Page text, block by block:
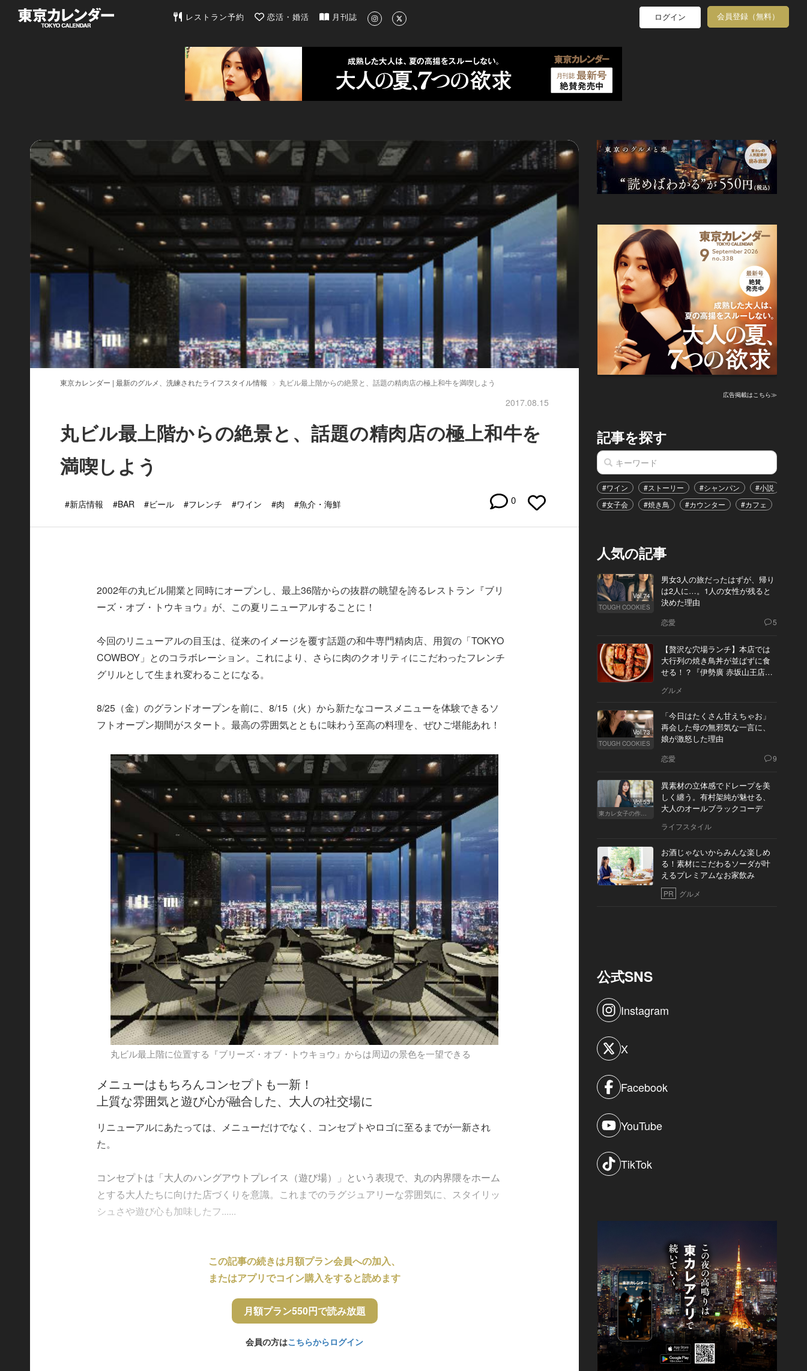
東京カレンダー | 最新のグルメ、洗練されたライフスタイル情報
レストラン予約 恋活・婚活 月刊誌 ログイン 会員登録（無料）
東京カレンダー | 最新のグルメ、洗練されたライフスタイル情報 丸ビル最上階からの絶景と、話題の精肉店の極上和牛を満喫しよう
2017.08.15
丸ビル最上階からの絶景と、話題の精肉店の極上和牛を
満喫しよう
#新店情報 #BAR #ビール #フレンチ #ワイン #肉 #魚介・海鮮 0
2002年の丸ビル開業と同時にオープンし、最上36階からの抜群の眺望を誇るレストラン『ブリ
ーズ・オブ・トウキョウ』が、この夏リニューアルすることに！
今回のリニューアルの目玉は、従来のイメージを覆す話題の和牛専門精肉店、用賀の「TOKYO
COWBOY」とのコラボレーション。これにより、さらに肉のクオリティにこだわったフレンチ
グリルとして生まれ変わることになる。
8/25（金）のグランドオープンを前に、8/15（火）から新たなコースメニューを体験できるソ
フトオープン期間がスタート。最高の雰囲気とともに味わう至高の料理を、ぜひご堪能あれ！
丸ビル最上階に位置する『ブリーズ・オブ・トウキョウ』からは周辺の景色を一望できる
メニューはもちろんコンセプトも一新！
上質な雰囲気と遊び心が融合した、大人の社交場に
リニューアルにあたっては、メニューだけでなく、コンセプトやロゴに至るまでが一新され
た。
コンセプトは「大人のハングアウトプレイス（遊び場）」という表現で、丸の内界隈をホーム
とする大人たちに向けた店づくりを意識。これまでのラグジュアリーな雰囲気に、スタイリッ
シュさや遊び心も加味したフ......
この記事の続きは月額プラン会員への加入、
またはアプリでコイン購入をすると読めます
月額プラン550円で読み放題
会員の方はこちらからログイン
広告掲載はこちら≫
記事を探す
#ワイン #ストーリー #シャンパン #小説
#女子会
#焼き鳥 #カウンター #カフェ
人気の記事
Vol.74
TOUGH COOKIES
男女3人の旅だったはずが、帰り
は2人に…。1人の女性が残ると
決めた理由
恋愛 5
【贅沢な穴場ランチ】本店では
大行列の焼き鳥丼が並ばずに食
せる！？『伊勢廣 赤坂山王店』
グルメ
Vol.73
TOUGH COOKIES
「今日はたくさん甘えちゃお」
再会した母の無邪気な一言に、
娘が激怒した理由
恋愛 9
Vol.53
東カレ女子の作り方
異素材の立体感でドレープを美
しく纏う。有村架純が魅せる、
大人のオールブラックコーデ
ライフスタイル
お酒じゃないからみんな楽しめ
る！素材にこだわるソーダが叶
えるプレミアムなお家飲み
PR グルメ
公式SNS
Instagram
X
Facebook
YouTube
TikTok